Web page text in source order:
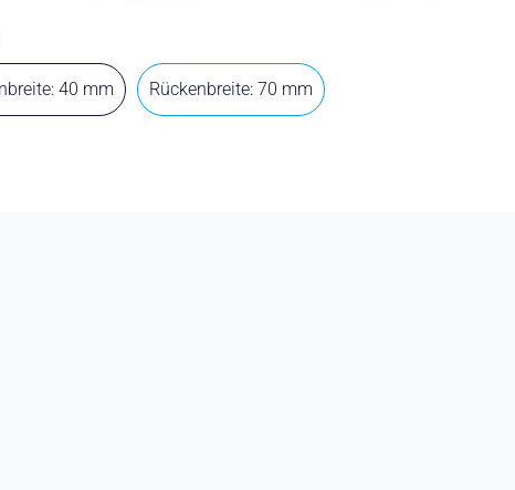
40 mm Rückenbreite: 70 mm